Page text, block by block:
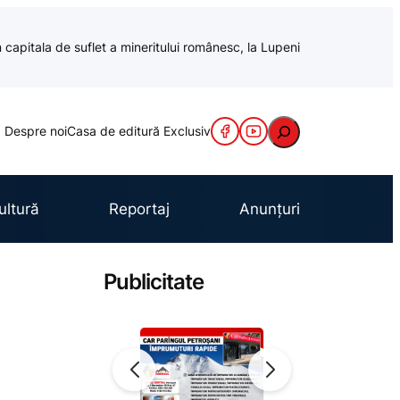
de suflet a mineritului românesc, la Lupeni
Despre noiCasa de editură Exclusiv Caută
Reportaj Anunțuri
Publicitate